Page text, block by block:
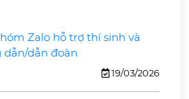
Zalo hỗ trợ thí sinh và
dẫn/dẫn đoàn
19/03/2026